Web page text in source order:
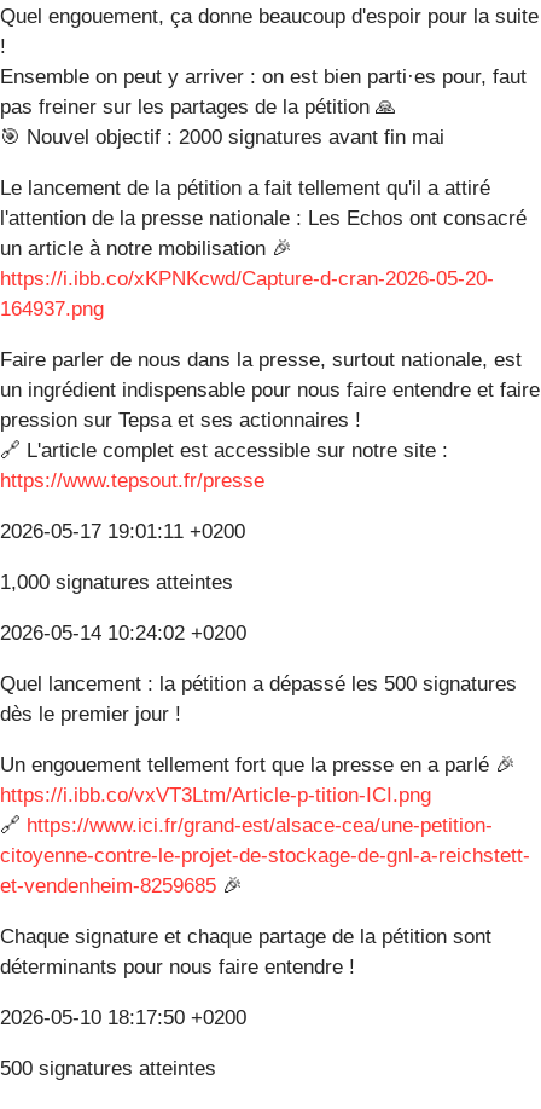
Quel engouement, ça donne beaucoup d'espoir pour la suite
!
Ensemble on peut y arriver : on est bien parti·es pour, faut
pas freiner sur les partages de la pétition 🙏
🎯 Nouvel objectif : 2000 signatures avant fin mai
Le lancement de la pétition a fait tellement qu'il a attiré
l'attention de la presse nationale : Les Echos ont consacré
un article à notre mobilisation 🎉
https://i.ibb.co/xKPNKcwd/Capture-d-cran-2026-05-20-
164937.png
Faire parler de nous dans la presse, surtout nationale, est
un ingrédient indispensable pour nous faire entendre et faire
pression sur Tepsa et ses actionnaires !
🔗 L'article complet est accessible sur notre site :
https://www.tepsout.fr/presse
2026-05-17 19:01:11 +0200
1,000 signatures atteintes
2026-05-14 10:24:02 +0200
Quel lancement : la pétition a dépassé les 500 signatures
dès le premier jour !
Un engouement tellement fort que la presse en a parlé 🎉
https://i.ibb.co/vxVT3Ltm/Article-p-tition-ICI.png
🔗 https://www.ici.fr/grand-est/alsace-cea/une-petition-
citoyenne-contre-le-projet-de-stockage-de-gnl-a-reichstett-
et-vendenheim-8259685 🎉
Chaque signature et chaque partage de la pétition sont
déterminants pour nous faire entendre !
2026-05-10 18:17:50 +0200
500 signatures atteintes